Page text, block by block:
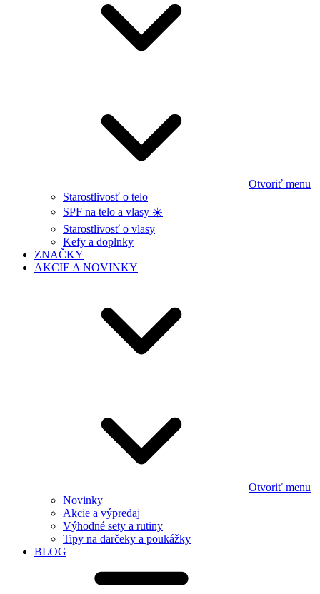
Otvoriť menu
Starostlivosť o telo
SPF na telo a vlasy ☀️
Starostlivosť o vlasy
Kefy a doplnky
ZNAČKY
AKCIE A NOVINKY
Otvoriť menu
Novinky
Akcie a výpredaj
Výhodné sety a rutiny
Tipy na darčeky a poukážky
BLOG